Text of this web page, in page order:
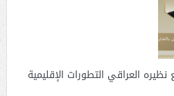
نظيره العراقي التطورات الإقليمية